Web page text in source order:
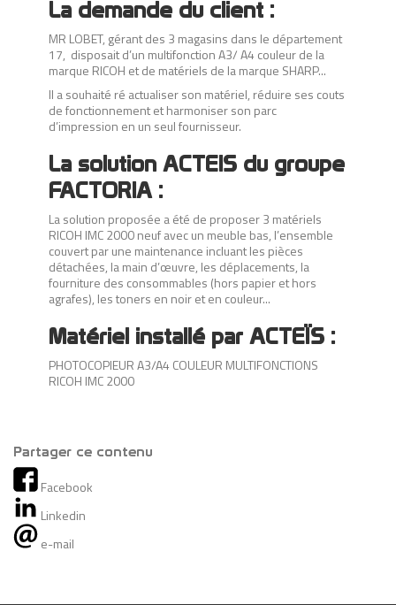
La demande du client :
MR LOBET, gérant des 3 magasins dans le département
17, disposait d’un multifonction A3/ A4 couleur de la
marque RICOH et de matériels de la marque SHARP...
Il a souhaité ré actualiser son matériel, réduire ses couts
de fonctionnement et harmoniser son parc
d’impression en un seul fournisseur.
La solution ACTEIS du groupe
FACTORIA :
La solution proposée a été de proposer 3 matériels
RICOH IMC 2000 neuf avec un meuble bas, l’ensemble
couvert par une maintenance incluant les pièces
détachées, la main d’œuvre, les déplacements, la
fourniture des consommables (hors papier et hors
agrafes), les toners en noir et en couleur...
Matériel installé par ACTEÏS :
PHOTOCOPIEUR A3/A4 COULEUR MULTIFONCTIONS
RICOH IMC 2000
Partager ce contenu
Facebook
Linkedin
e-mail